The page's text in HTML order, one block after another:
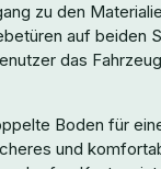
zu den
auf beiden
das
Boden für
und